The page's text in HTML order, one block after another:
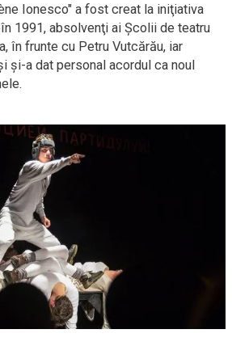
Ionesco" a fost creat la iniţiativa
1991, absolvenţi ai Şcolii de teatru
în frunte cu Petru Vutcărău, iar
şi-a dat personal acordul ca noul